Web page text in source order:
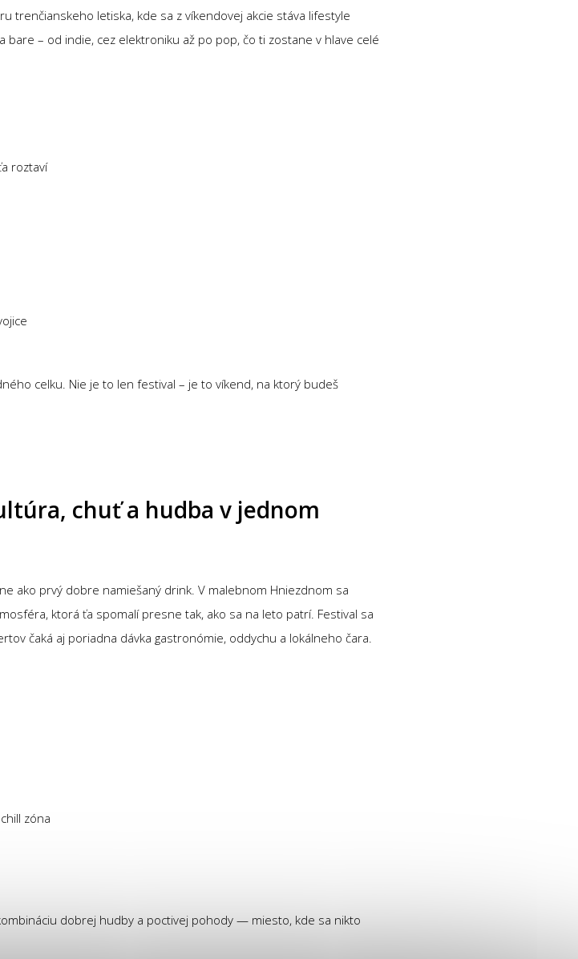
trenčianskeho letiska, kde sa z víkendovej akcie stáva lifestyle
– od indie, cez elektroniku až po pop, čo ti zostane v hlave celé
roztaví
celku. Nie je to len festival – je to víkend, na ktorý budeš
chuť a hudba v jednom
ako prvý dobre namiešaný drink. V malebnom Hniezdnom sa
ktorá ťa spomalí presne tak, ako sa na leto patrí. Festival sa
čaká aj poriadna dávka gastronómie, oddychu a lokálneho čara.
zóna
dobrej hudby a poctivej pohody — miesto, kde sa nikto